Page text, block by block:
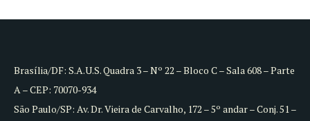
Brasília/DF: S.A.U.S. Quadra 3 – Nº 22 – Bloco C – Sala 608 – Parte
A – CEP: 70070-934
São Paulo/SP: Av. Dr. Vieira de Carvalho, 172 – 5º andar – Conj. 51 –